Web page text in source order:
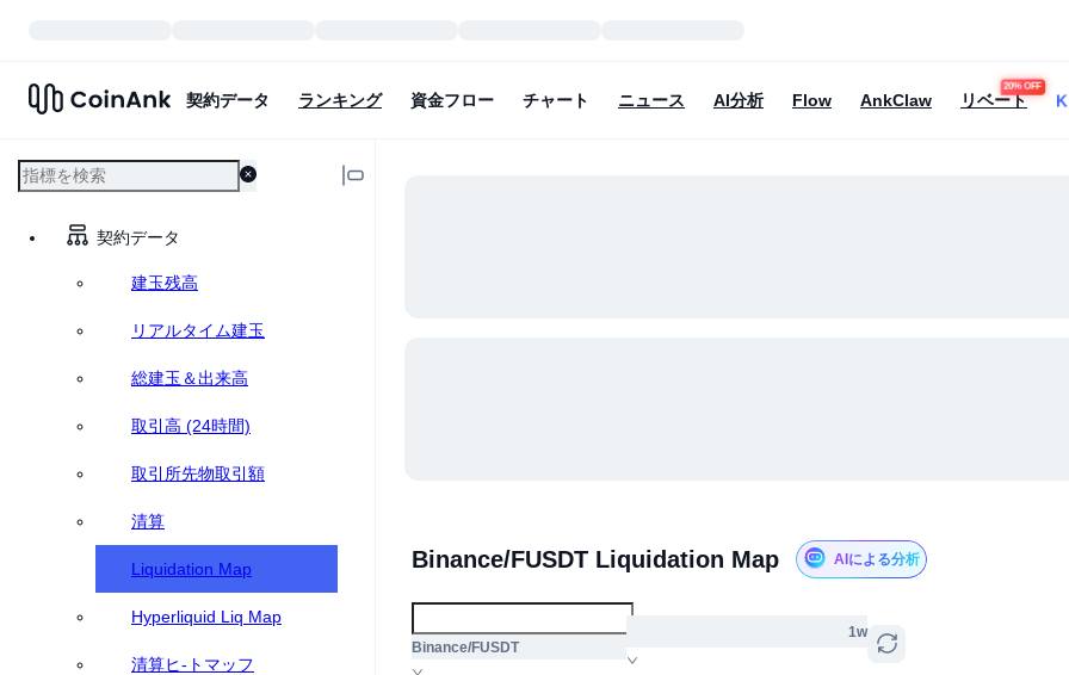
契約データ ランキング 資金フロー チャート ニュース AI分析 Flow AnkClaw リベート
20% OFF
契約データ
建玉残高
リアルタイム建玉
総建玉＆出来高
取引高 (24時間)
取引所先物取引額
清算
Liquidation Map
Hyperliquid Liq Map
清算ヒ-トマッフ
Binance/FUSDT Liquidation Map AIによる分析
Binance/FUSDT
1w